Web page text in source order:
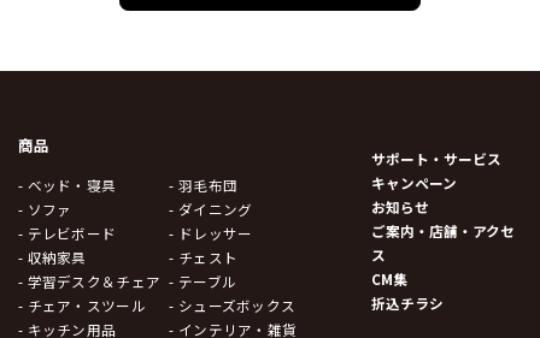
商品
- ベッド・寝具
- 羽毛布団
- ソファ
- ダイニング
- テレビボード
- ドレッサー
- 収納家具
- チェスト
- 学習デスク＆チェア - テーブル
- チェア・スツール
- シューズボックス
- キッチン用品
- インテリア・雑貨
サポート・サービス
キャンペーン
お知らせ
ご案内・店舗・アクセ
ス
CM集
折込チラシ